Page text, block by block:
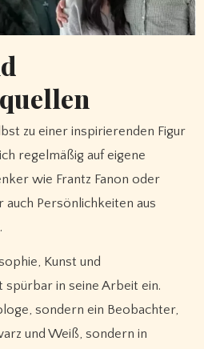
zu einer inspirierenden Figur
regelmäßig auf eigene
wie Frantz Fanon oder
Persönlichkeiten aus
Kunst und
in seine Arbeit ein.
sondern ein Beobachter,
und Weiß, sondern in